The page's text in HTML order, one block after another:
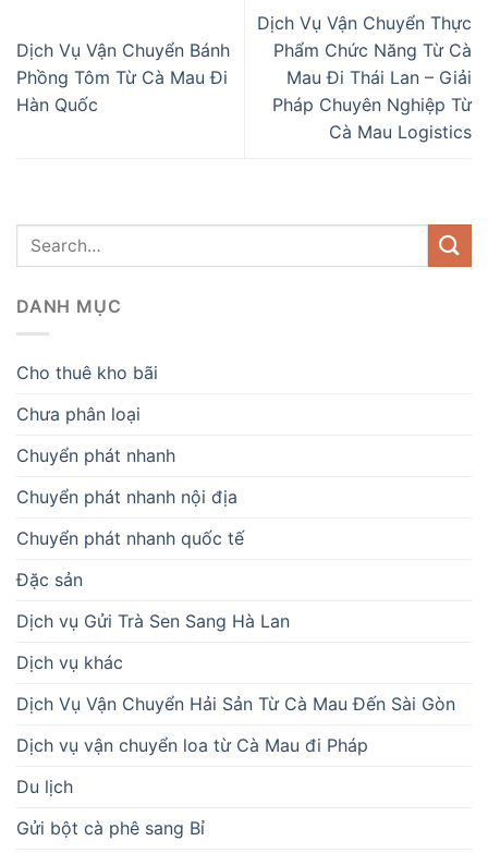
Dịch Vụ Vận Chuyển Bánh
Phồng Tôm Từ Cà Mau Đi
Hàn Quốc
Dịch Vụ Vận Chuyển Thực
Phẩm Chức Năng Từ Cà
Mau Đi Thái Lan – Giải
Pháp Chuyên Nghiệp Từ
Cà Mau Logistics
DANH MỤC
Cho thuê kho bãi
Chưa phân loại
Chuyển phát nhanh
Chuyển phát nhanh nội địa
Chuyển phát nhanh quốc tế
Đặc sản
Dịch vụ Gửi Trà Sen Sang Hà Lan
Dịch vụ khác
Dịch Vụ Vận Chuyển Hải Sản Từ Cà Mau Đến Sài Gòn
Dịch vụ vận chuyển loa từ Cà Mau đi Pháp
Du lịch
Gửi bột cà phê sang Bỉ